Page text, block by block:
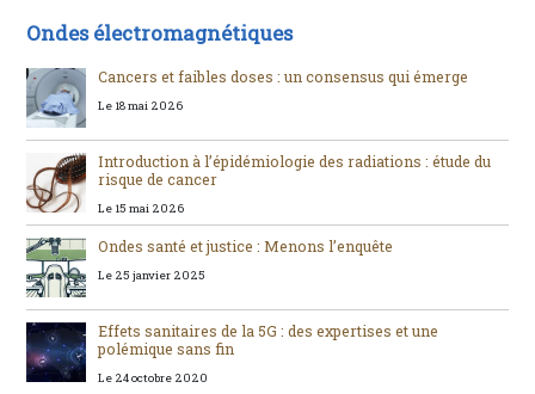
Ondes électromagnétiques
Cancers et faibles doses : un consensus qui émerge
Le 18 mai 2026
Introduction à l’épidémiologie des radiations : étude du
risque de cancer
Le 15 mai 2026
Ondes santé et justice : Menons l’enquête
Le 25 janvier 2025
Effets sanitaires de la 5G : des expertises et une
polémique sans fin
Le 24 octobre 2020